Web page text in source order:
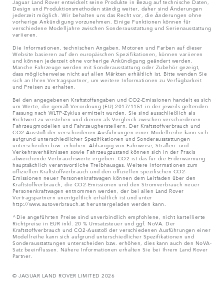
Design und Produktionsmethoden ständig weiter, daher sind Änderungen
jederzeit möglich. Wir behalten uns das Recht vor, die Änderungen ohne
vorherige Ankündigung vorzunehmen. Einige Funktionen können für
verschiedene Modelljahre zwischen Sonderausstattung und Serienausstattung
variieren.
Die Informationen, technischen Angaben, Motoren und Farben auf dieser
Website basieren auf den europäischen Spezifikationen, können variieren
und können jederzeit ohne vorherige Ankündigung geändert werden.
Manche Fahrzeuge werden mit Sonderausstattung oder Zubehör gezeigt,
dass möglicherweise nicht auf allen Märkten erhältlich ist. Bitte wenden Sie
sich an Ihren Vertragspartner, um weitere Informationen zu Verfügbarkeit
und Preisen zu erhalten.
Bei den angegebenen Kraftstoffangaben und CO2-Emissionen handelt es sich
um Werte, die gemäß Verordnung (EU) 2017/1151 in der jeweils geltenden
Fassung nach WLTP-Zyklus ermittelt wurden. Sie sind ausschließlich als
Richtwert zu verstehen und dienen als Vergleich zwischen verschiedenen
Fahrzeugmodellen und Fahrzeugherstellern. Der Kraftstoffverbrauch und
CO2-Ausstoß der verschiedenen Ausführungen einer Modellreihe kann sich
aufgrund unterschiedlicher Spezifikationen und Sonderausstattungen
unterscheiden bzw. erhöhen. Abhängig von Fahrweise, Straßen- und
Verkehrsverhältnissen sowie Fahrzeugzustand können sich in der Praxis
abweichende Verbrauchswerte ergeben. CO2 ist das für die Erderwärmung
hauptsächlich verantwortliche Treibhausgas. Weitere Informationen zum
offiziellen Kraftstoffverbrauch und den offiziellen spezifischen CO2-
Emissionen neuer Personenkraftwagen können dem Leitfaden über den
Kraftstoffverbrauch, die CO2-Emissionen und den Stromverbrauch neuer
Personenkraftwagen entnommen werden, der bei allen Land Rover
Vertragspartnern unentgeltlich erhältlich ist und unter
http://www.autoverbrauch.at heruntergeladen werden kann.
^Die angeführten Preise sind unverbindlich empfohlene, nicht kartellierte
Richtpreise in EUR inkl. 20 % Umsatzsteuer und ggf. NoVA. Der
Kraftstoffverbrauch und CO2-Ausstoß der verschiedenen Ausführungen einer
Modellreihe kann sich aufgrund unterschiedlicher Spezifikationen und
Sonderausstattungen unterscheiden bzw. erhöhen, dies kann auch den NoVA-
Satz beeinflussen. Nähere Informationen erhalten Sie bei Ihrem Land Rover
Partner.
© JAGUAR LAND ROVER LIMITED 2026